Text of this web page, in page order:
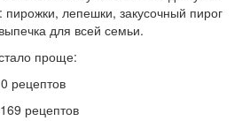
лепешки, закусочный пирог
для всей семьи.
проще:
рецептов
рецептов